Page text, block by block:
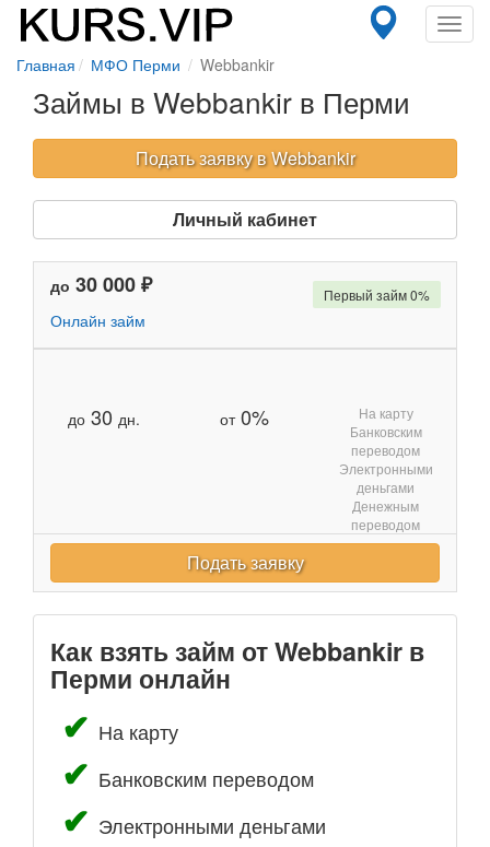
Главная МФО Перми Webbankir
Займы в Webbankir в Перми
Подать заявку в Webbankir
Личный кабинет
до 30 000 ₽
Онлайн займ
до 30 дн. от0%
Первый займ 0%
На карту
Банковским
переводом
Электронными
деньгами
Денежным
переводом
Подать заявку
Как взять займ от Webbankir в
Перми онлайн
На карту
Банковским переводом
Электронными деньгами